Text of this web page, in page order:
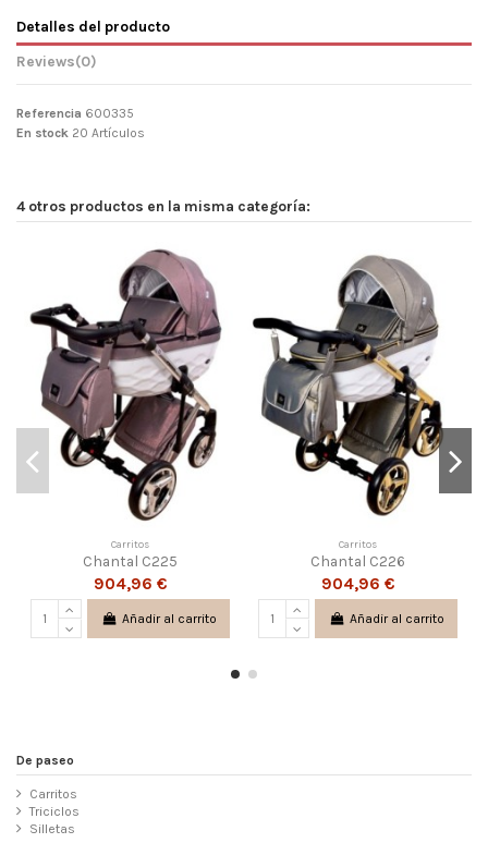
Detalles del producto
Reviews(0)
Referencia 600335
En stock 20 Artículos
4 otros productos en la misma categoría:
Carritos
Chantal C225
904,96 €
Añadir al carrito
Carritos
Chantal C226
904,96 €
Añadir al carrito
De paseo
Carritos
Triciclos
Silletas